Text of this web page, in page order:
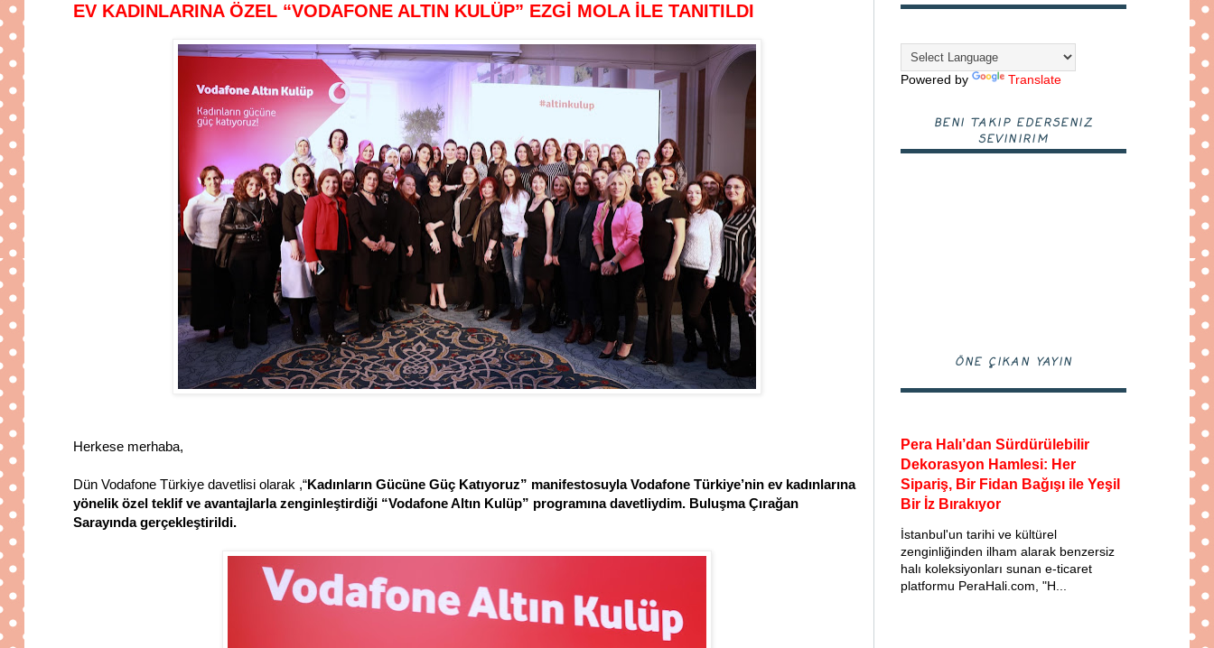
EV KADINLARINA ÖZEL “VODAFONE ALTIN KULÜP” EZGİ MOLA İLE TANITILDI
Herkese merhaba,
Dün Vodafone Türkiye davetlisi olarak ,“Kadınların Gücüne Güç Katıyoruz” manifestosuyla Vodafone Türkiye’nin ev kadınlarına
yönelik özel teklif ve avantajlarla zenginleştirdiği “Vodafone Altın Kulüp” programına davetliydim. Buluşma Çırağan
Sarayında gerçekleştirildi.
Powered by Translate
BENI TAKIP EDERSENIZ
SEVINIRIM
ÖNE ÇIKAN YAYIN
Pera Halı’dan Sürdürülebilir
Dekorasyon Hamlesi: Her
Sipariş, Bir Fidan Bağışı ile Yeşil
Bir İz Bırakıyor
İstanbul'un tarihi ve kültürel
zenginliğinden ilham alarak benzersiz
halı koleksiyonları sunan e-ticaret
platformu PeraHali.com, "H...